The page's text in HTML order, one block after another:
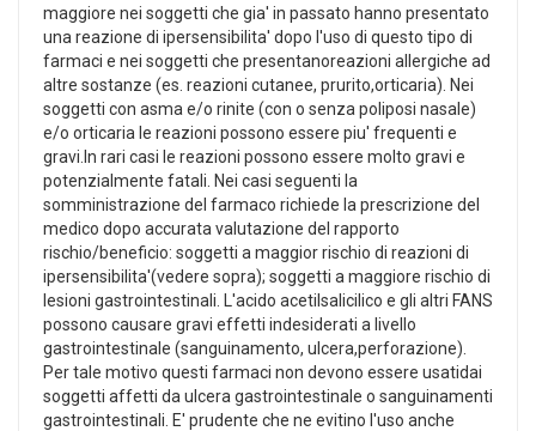
maggiore nei soggetti che gia' in passato hanno presentato
una reazione di ipersensibilita' dopo l'uso di questo tipo di
farmaci e nei soggetti che presentanoreazioni allergiche ad
altre sostanze (es. reazioni cutanee, prurito,orticaria). Nei
soggetti con asma e/o rinite (con o senza poliposi nasale)
e/o orticaria le reazioni possono essere piu' frequenti e
gravi.In rari casi le reazioni possono essere molto gravi e
potenzialmente fatali. Nei casi seguenti la
somministrazione del farmaco richiede la prescrizione del
medico dopo accurata valutazione del rapporto
rischio/beneficio: soggetti a maggior rischio di reazioni di
ipersensibilita'(vedere sopra); soggetti a maggiore rischio di
lesioni gastrointestinali. L'acido acetilsalicilico e gli altri FANS
possono causare gravi effetti indesiderati a livello
gastrointestinale (sanguinamento, ulcera,perforazione).
Per tale motivo questi farmaci non devono essere usatidai
soggetti affetti da ulcera gastrointestinale o sanguinamenti
gastrointestinali. E' prudente che ne evitino l'uso anche